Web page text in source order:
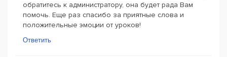
обратитесь к администратору, она будет рада Вам
помочь. Еще раз спасибо за приятные слова и
положительные эмоции от уроков!
Ответить